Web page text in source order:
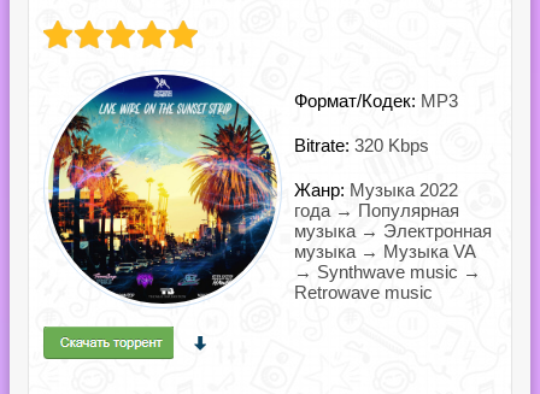
Формат/Кодек: MP3
Bitrate: 320 Kbps
Жанр: Музыка 2022
года → Популярная
музыка → Электронная
музыка → Музыка VA
→ Synthwave music →
Retrowave music